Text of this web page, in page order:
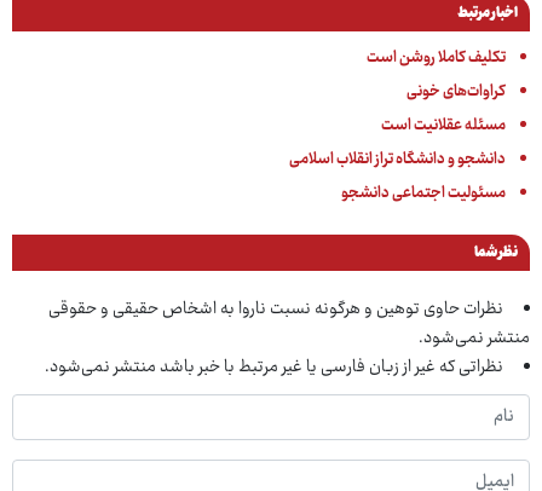
اخبار مرتبط
تکلیف کاملا روشن است
کراوات‌های خونی
مسئله عقلانیت است
دانشجو و دانشگاه تراز انقلاب اسلامی
مسئولیت اجتماعی دانشجو
نظر شما
نظرات حاوی توهین و هرگونه نسبت ناروا به اشخاص حقیقی و حقوقی
منتشر نمی‌شود.
نظراتی که غیر از زبان فارسی یا غیر مرتبط با خبر باشد منتشر نمی‌شود.